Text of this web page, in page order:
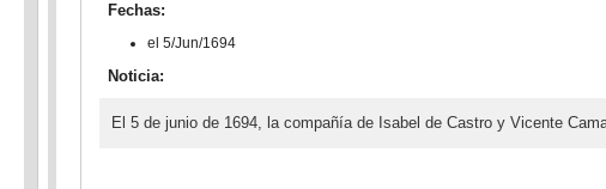
Fechas:
el 5/Jun/1694
Noticia:
El 5 de junio de 1694, la compañía de Isabel de Castro y Vicente